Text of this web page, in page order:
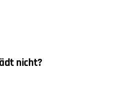
nicht?